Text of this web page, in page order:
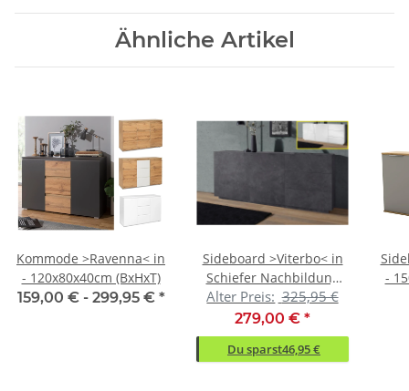
Ähnliche Artikel
Kommode >Ravenna< in
- 120x80x40cm (BxHxT)
159,00 € - 299,95 € *
Sideboard >Viterbo< in
Schiefer Nachbildung
oder Weiß-Hochglanz
Alter Preis: 325,95 €
279,00 € *
Du sparst46,95 €
-